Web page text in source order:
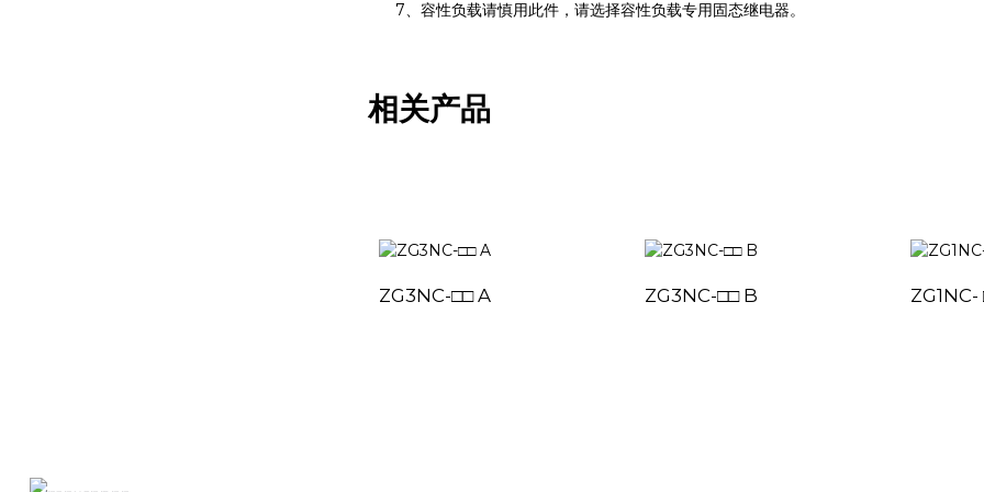
7、容性负载请慎用此件，请选择容性负载专用固态继电器。
相关产品
ZG3NC-□□ A ZG3NC-□□ B ZG1NC-